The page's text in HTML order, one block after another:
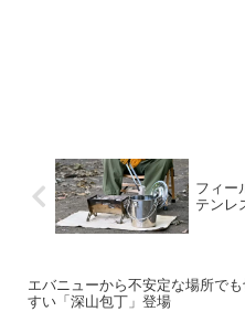
フィー
テンレ
エバニューから不安定な場所で
すい「深山包丁」登場